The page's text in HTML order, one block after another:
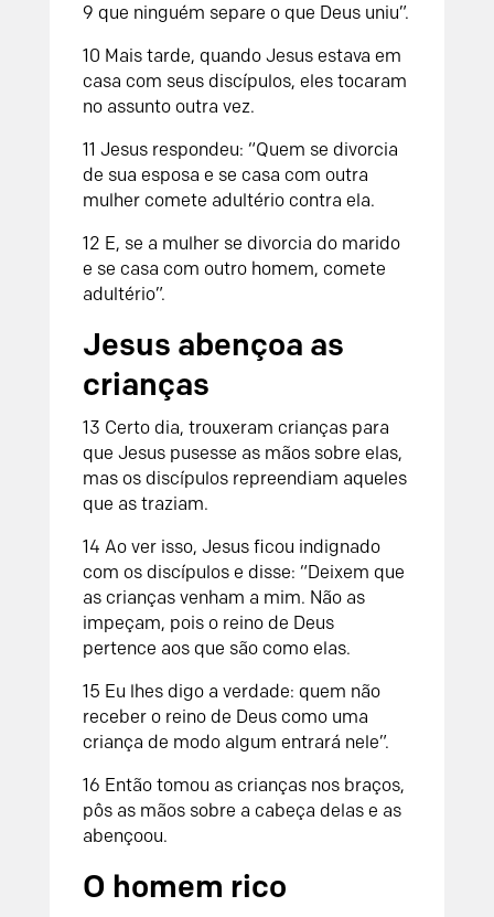
9 que ninguém separe o que Deus uniu”.
10 Mais tarde, quando Jesus estava em
casa com seus discípulos, eles tocaram
no assunto outra vez.
11 Jesus respondeu: “Quem se divorcia
de sua esposa e se casa com outra
mulher comete adultério contra ela.
12 E, se a mulher se divorcia do marido
e se casa com outro homem, comete
adultério”.
Jesus abençoa as
crianças
13 Certo dia, trouxeram crianças para
que Jesus pusesse as mãos sobre elas,
mas os discípulos repreendiam aqueles
que as traziam.
14 Ao ver isso, Jesus ficou indignado
com os discípulos e disse: “Deixem que
as crianças venham a mim. Não as
impeçam, pois o reino de Deus
pertence aos que são como elas.
15 Eu lhes digo a verdade: quem não
receber o reino de Deus como uma
criança de modo algum entrará nele”.
16 Então tomou as crianças nos braços,
pôs as mãos sobre a cabeça delas e as
abençoou.
O homem rico